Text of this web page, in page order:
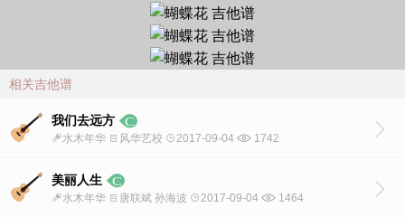
相关吉他谱
我们去远方
水木年华 风华艺校 2017-09-04 1742
美丽人生
水木年华 唐联斌 孙海波 2017-09-04 1464